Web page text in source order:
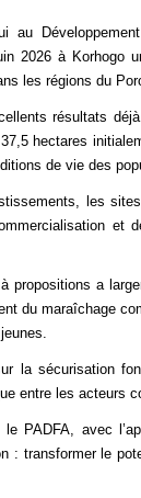
au
2026 à Korhogo
les régions du
résultats
hectares
de vie des
les
et
à propositions a
du maraîchage
la sécurisation
entre les acteurs
PADFA, avec
: transformer le